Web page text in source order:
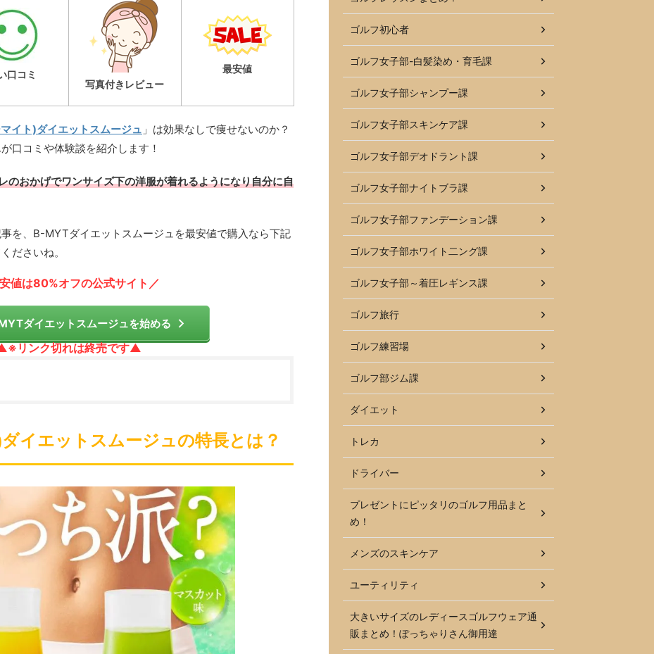
口コミ
写真付きレビュー
最安値
イト)ダイエットスムージュ 」は効果なしで痩せないのか？
口コミや体験談を紹介します！
のおかげでワンサイズ下の洋服が着れるようになり自分に自
を、B-MYTダイエットスムージュを最安値で購入なら下記
ださいね。
値は80%オフの公式サイト／
ダイエットスムージュを始める
リンク切れは終売です▲
イエットスムージュの特長とは？
ゴルフ初心者
ゴルフ女子部-白髪染め・育毛課
ゴルフ女子部シャンプー課
ゴルフ女子部スキンケア課
ゴルフ女子部デオドラント課
ゴルフ女子部ナイトブラ課
ゴルフ女子部ファンデーション課
ゴルフ女子部ホワイト二ング課
ゴルフ女子部～着圧レギンス課
ゴルフ旅行
ゴルフ練習場
ゴルフ部ジム課
ダイエット
トレカ
ドライバー
プレゼントにピッタリのゴルフ用品まと
め！
メンズのスキンケア
ユーティリティ
大きいサイズのレディースゴルフウェア通
販まとめ！ぽっちゃりさん御用達